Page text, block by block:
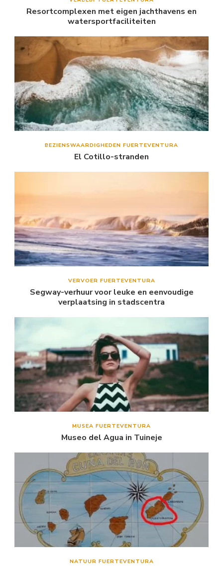
Resortcomplexen met eigen jachthavens en
watersportfaciliteiten
BEZIENSWAARDIGHEDEN FUERTEVENTURA
El Cotillo-stranden
VERVOER FUERTEVENTURA
Segway-verhuur voor leuke en eenvoudige
verplaatsing in stadscentra
MUSEA FUERTEVENTURA
Museo del Agua in Tuineje
NATUUR FUERTEVENTURA